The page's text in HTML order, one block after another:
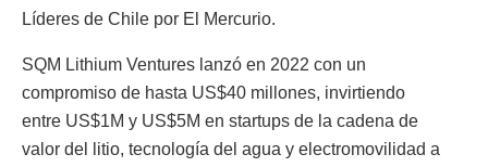
Líderes de Chile por El Mercurio.
SQM Lithium Ventures lanzó en 2022 con un
compromiso de hasta US$40 millones, invirtiendo
entre US$1M y US$5M en startups de la cadena de
valor del litio, tecnología del agua y electromovilidad a